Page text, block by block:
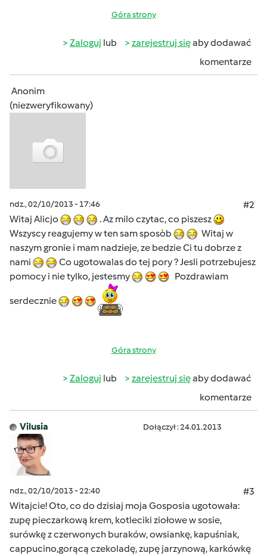
Góra strony
Zaloguj lub zarejestruj sięaby dodawać
komentarze
Anonim
(niezweryfikowany)
ndz., 02/10/2013 - 17:46
#2
Witaj Alicjo
. Az milo czytac, co piszesz
Wszyscy reagujemy w ten sam sposòb
Witaj w
naszym gronie i mam nadzieje, ze bedzie Ci tu dobrze z
nami
Co ugotowalas do tej pory ? Jesli potrzebujesz
pomocy i nie tylko, jestesmy
Pozdrawiam
serdecznie
Góra strony
Zaloguj lub zarejestruj sięaby dodawać
komentarze
Vilusia Dołączył : 24.01.2013
ndz., 02/10/2013 - 22:40
#3
Witajcie! Oto, co do dzisiaj moja Gosposia ugotowała:
zupę pieczarkową krem, kotleciki ziołowe w sosie,
surówkę z czerwonych buraków, owsiankę, kapuśniak,
cappucino,gorącą czekoladę, zupę jarzynową, karkówkę